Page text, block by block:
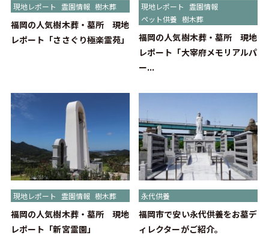
現地レポート 霊園情報 樹木葬
福岡の人気樹木葬・墓所 現地
レポート「ささぐり極楽霊苑」
現地レポート
霊園情報
ペット供養 樹木葬
福岡の人気樹木葬・墓所 現地
レポート「大宰府メモリアルパ
ー...
現地レポート 霊園情報 樹木葬
福岡の人気樹木葬・墓所 現地
レポート「新宮霊園」
永代供養
福岡市で安い永代供養をお墓デ
ィレクターがご紹介。